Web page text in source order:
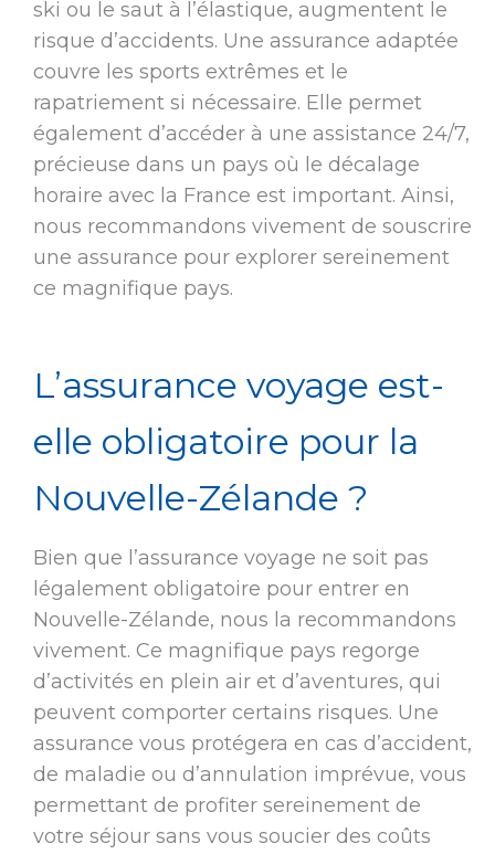
ski ou le saut à l’élastique, augmentent le
risque d’accidents. Une assurance adaptée
couvre les sports extrêmes et le
rapatriement si nécessaire. Elle permet
également d’accéder à une assistance 24/7,
précieuse dans un pays où le décalage
horaire avec la France est important. Ainsi,
nous recommandons vivement de souscrire
une assurance pour explorer sereinement
ce magnifique pays.
L’assurance voyage est-
elle obligatoire pour la
Nouvelle-Zélande ?
Bien que l’assurance voyage ne soit pas
légalement obligatoire pour entrer en
Nouvelle-Zélande, nous la recommandons
vivement. Ce magnifique pays regorge
d’activités en plein air et d’aventures, qui
peuvent comporter certains risques. Une
assurance vous protégera en cas d’accident,
de maladie ou d’annulation imprévue, vous
permettant de profiter sereinement de
votre séjour sans vous soucier des coûts